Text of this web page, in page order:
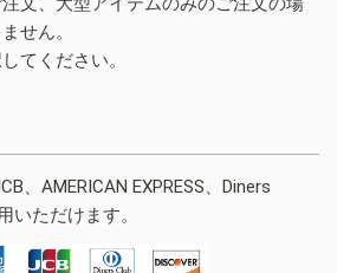
せん。
てください。
、AMERICAN EXPRESS、Diners
いただけます。